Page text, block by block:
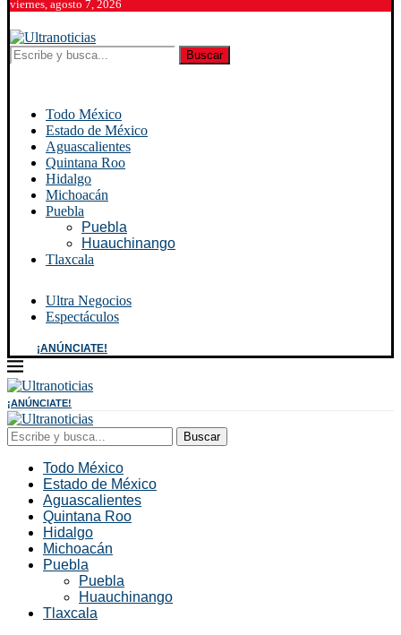
viernes, agosto 7, 2026
Buscar
Todo México
Estado de México
Aguascalientes
Quintana Roo
Hidalgo
Michoacán
Puebla
Puebla
Huauchinango
Tlaxcala
Ultra Negocios
Espectáculos
¡ANÚNCIATE!
¡ANÚNCIATE!
Buscar
Todo México
Estado de México
Aguascalientes
Quintana Roo
Hidalgo
Michoacán
Puebla
Puebla
Huauchinango
Tlaxcala